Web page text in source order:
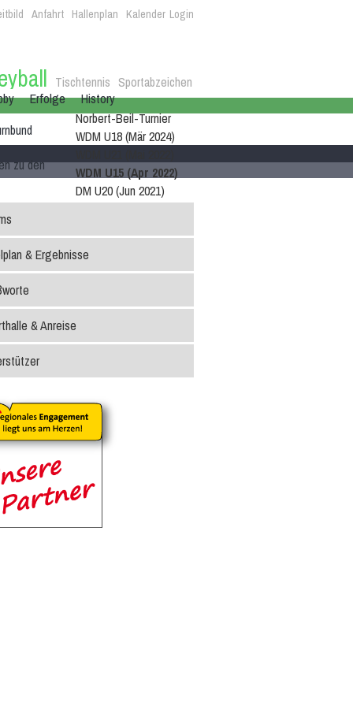
Login
Anfahrt Hallenplan Kalender
Tischtennis Sportabzeichen
Erfolge
History
zu den
Norbert-Beil-Turnier
WDM U18 (Mär 2024)
WDM U15 (Apr 2022)
DM U20 (Jun 2021)
& Ergebnisse
& Anreise